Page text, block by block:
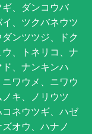
、ダンコウバ
、ツクバネウツ
ンツツジ、ドク
、トネリコ、ナ
、ナンキンハ
ワウメ、ニワウ
キ、ノリウツ
ネウツギ、ハゼ
オウ、ハナノ